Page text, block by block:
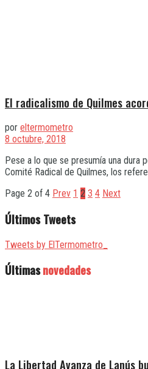
El radicalismo de Quilmes
por eltermometro
8 octubre, 2018
Pese a lo que se presumía una dura
Comité Radical de Quilmes, los
Page 2 of 4 Prev 1 2 3 4 Next
Últimos Tweets
Tweets by ElTermometro_
Últimasnovedades
La Libertad Avanza de Lanús